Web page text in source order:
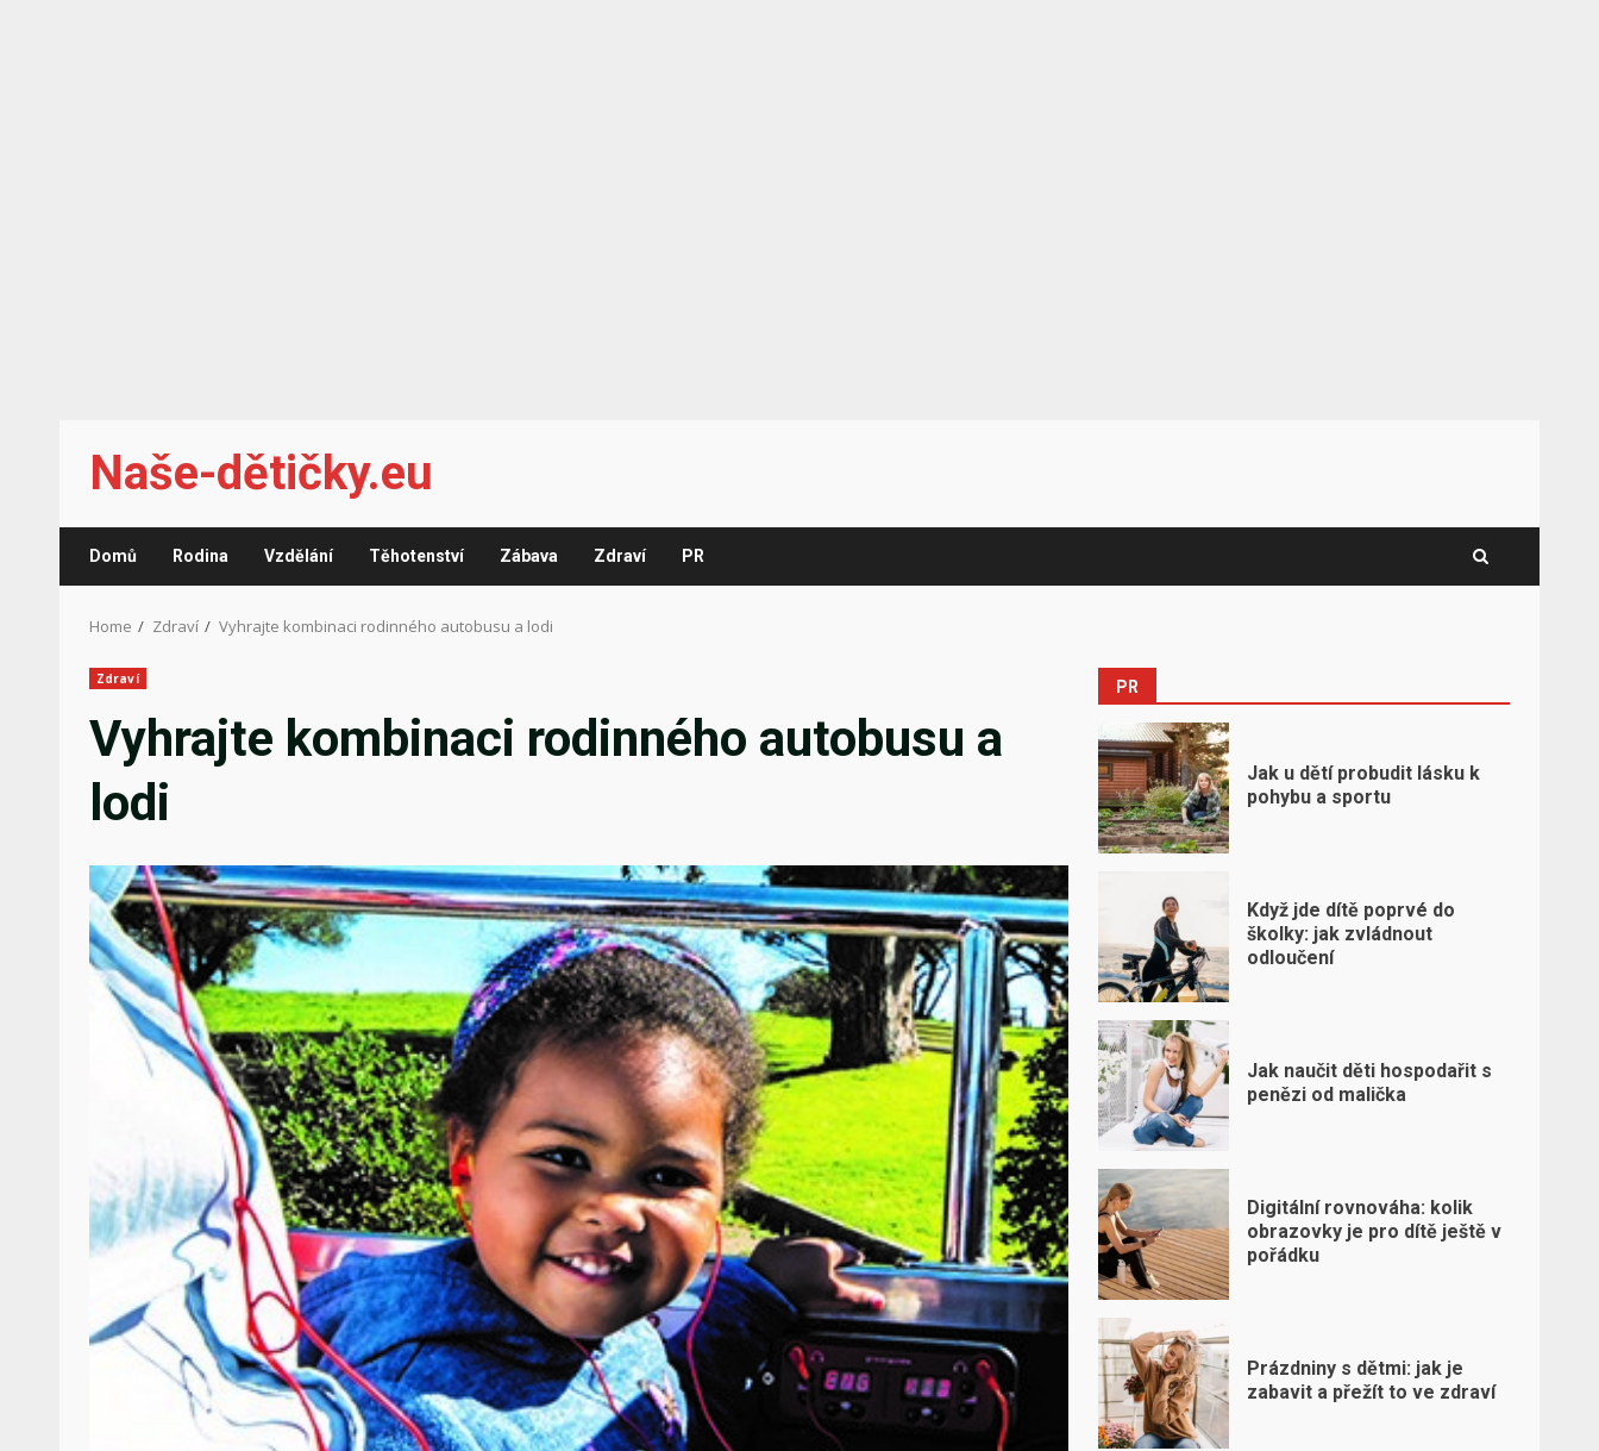
content
Naše-dětičky.eu
Domů Rodina Vzdělání Těhotenství Zábava Zdraví PR
Home Zdraví Vyhrajte kombinaci rodinného autobusu a lodi
Zdraví
Vyhrajte kombinaci rodinného autobusu a
lodi
PR
Jak u dětí probudit lásku k
pohybu a sportu
Když jde dítě poprvé do
školky: jak zvládnout
odloučení
Jak naučit děti hospodařit s
penězi od malička
Digitální rovnováha: kolik
obrazovky je pro dítě ještě v
pořádku
Prázdniny s dětmi: jak je
zabavit a přežít to ve zdraví